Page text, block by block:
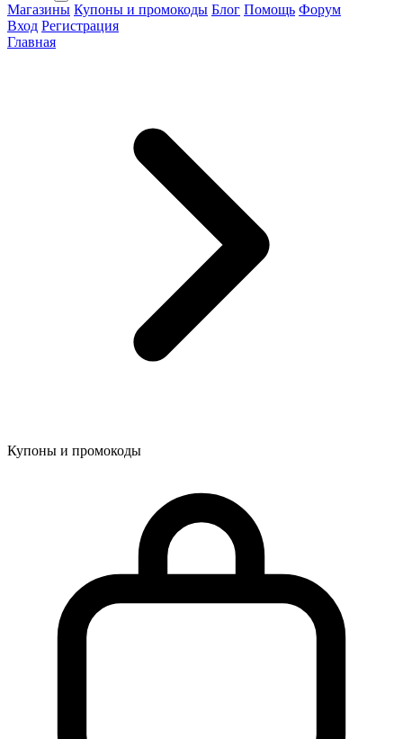
Магазины Купоны и промокоды Блог Помощь Форум
Вход Регистрация
Главная
Купоны и промокоды